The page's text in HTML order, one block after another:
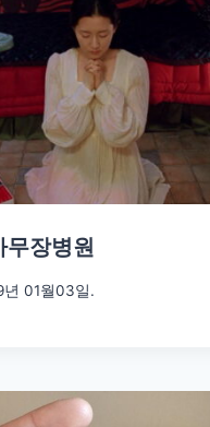
무장병원
년 01월03일.